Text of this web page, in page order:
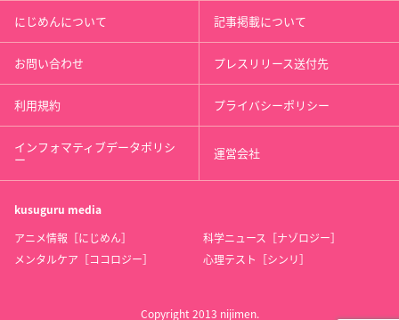
にじめんについて 記事掲載について
お問い合わせ プレスリリース送付先
利用規約 プライバシーポリシー
インフォマティブデータポリシ
ー 運営会社
kusuguru media
アニメ情報［にじめん］
科学ニュース［ナゾロジー］
メンタルケア［ココロジー］
心理テスト［シンリ］
Copyright 2013 nijimen.